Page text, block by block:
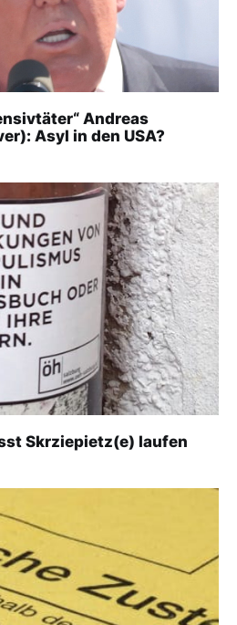
Andreas
Asyl in den USA?
Skrziepietz(e) laufen